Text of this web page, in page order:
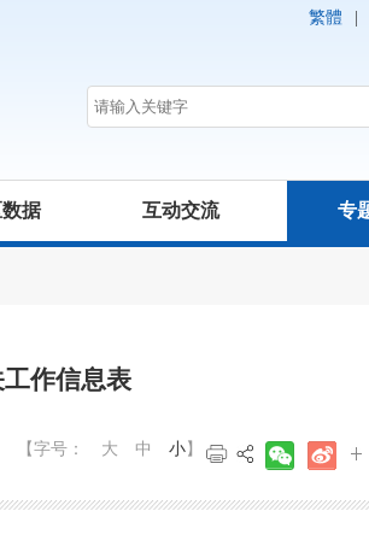
繁體
据 互动交流 专
作信息表
【字号： 大 中 小 】